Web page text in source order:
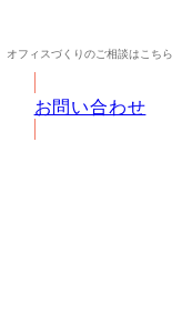
オフィスづくりのご相談はこちら
お問い合わせ